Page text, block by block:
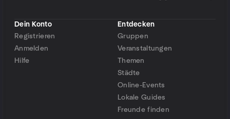
Dein Konto
Registrieren
Anmelden
Hilfe
Entdecken
Gruppen
Veranstaltungen
Themen
Städte
Online-Events
Lokale Guides
Freunde finden